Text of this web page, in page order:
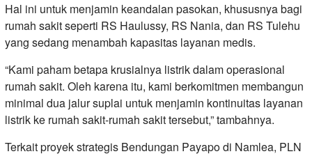
Hal ini untuk menjamin keandalan pasokan, khususnya bagi
rumah sakit seperti RS Haulussy, RS Nania, dan RS Tulehu
yang sedang menambah kapasitas layanan medis.
“Kami paham betapa krusialnya listrik dalam operasional
rumah sakit. Oleh karena itu, kami berkomitmen membangun
minimal dua jalur suplai untuk menjamin kontinuitas layanan
listrik ke rumah sakit-rumah sakit tersebut,” tambahnya.
Terkait proyek strategis Bendungan Payapo di Namlea, PLN